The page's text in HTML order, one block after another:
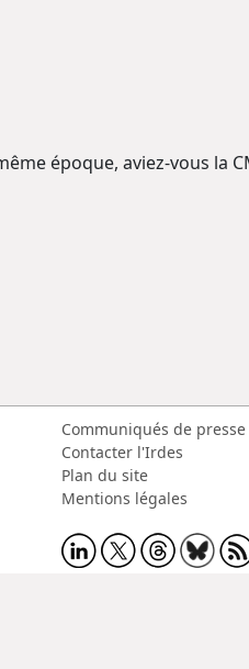
époque, aviez-vous la
Communiqués de presse
Contacter l'Irdes
Plan du site
Mentions légales